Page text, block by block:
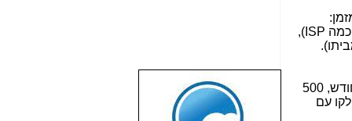
(הערוץ היורד זהה לערוץ העולה). כל החברות, שקשורות לאנלימיטד ובכלל זה סלקום והוט (וכמה ISP),
מציעה כיום 3 חבילות: 200 מגה סימטרי החל מ-119 ש"ח לחודש, 300 מגה סימטרי החל מ-129 ש"ח לחודש, 500
על החיבור של הסיבים יכול לקבל אותה ב-35 ש"ח לקו עם
שבוע טוב לכל
הגולשים באשר
הם!!!